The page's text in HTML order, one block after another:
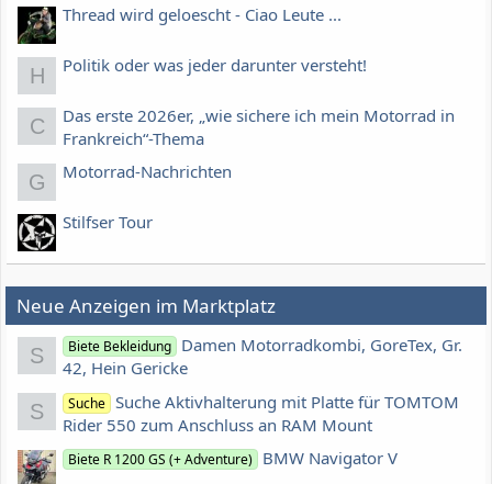
Thread wird geloescht - Ciao Leute ...
H Politik oder was jeder darunter versteht!
C
Das erste 2026er, „wie sichere ich mein Motorrad in
Frankreich“-Thema
G Motorrad-Nachrichten
Stilfser Tour
Neue Anzeigen im Marktplatz
S Biete Bekleidung Damen Motorradkombi, GoreTex, Gr.
42, Hein Gericke
S Suche Suche Aktivhalterung mit Platte für TOMTOM
Rider 550 zum Anschluss an RAM Mount
Biete R 1200 GS (+ Adventure) BMW Navigator V